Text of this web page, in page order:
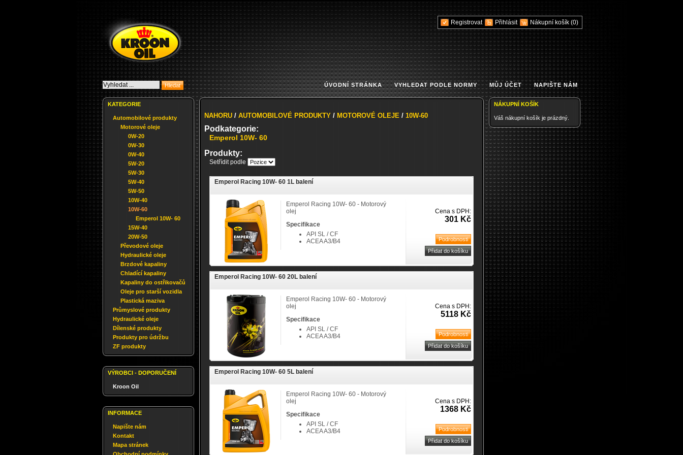
Registrovat Přihlásit Nákupní košík (0)
ÚVODNÍ STRÁNKA VYHLEDAT PODLE NORMY MŮJ ÚČET NAPIŠTE NÁM
KATEGORIE
Automobilové produkty
Motorové oleje
0W-20
0W-30
0W-40
5W-20
5W-30
5W-40
5W-50
10W-40
10W-60
Emperol 10W- 60
15W-40
20W-50
Převodové oleje
Hydraulické oleje
Brzdové kapaliny
Chladící kapaliny
Kapaliny do ostřikovačů
Oleje pro starší vozidla
Plastická maziva
Průmyslové produkty
Hydraulické oleje
Dílenské produkty
Produkty pro údržbu
ZF produkty
VÝROBCI - DOPORUČENÍ
Kroon Oil
INFORMACE
Napište nám
Kontakt
Mapa stránek
NAHORU / AUTOMOBILOVÉ PRODUKTY / MOTOROVÉ OLEJE / 10W-60
Podkategorie:
Emperol 10W- 60
Produkty:
Setřídit podle
Emperol Racing 10W- 60 1L balení
Emperol Racing 10W- 60 - Motorový
olej
Specifikace
API SL / CF
ACEA A3/B4
Cena s DPH:
301 Kč
Emperol Racing 10W- 60 20L balení
Emperol Racing 10W- 60 - Motorový
olej
Specifikace
API SL / CF
ACEA A3/B4
Cena s DPH:
5118 Kč
Emperol Racing 10W- 60 5L balení
Emperol Racing 10W- 60 - Motorový
olej
Specifikace
API SL / CF
ACEA A3/B4
Cena s DPH:
1368 Kč
NÁKUPNÍ KOŠÍK
Váš nákupní košík je prázdný.